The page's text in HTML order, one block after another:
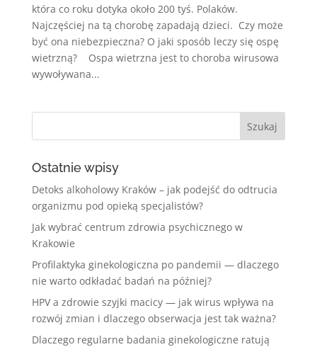
która co roku dotyka około 200 tyś. Polaków.
Najczęściej na tą chorobę zapadają dzieci. Czy może
być ona niebezpieczna? O jaki sposób leczy się ospę
wietrzną? Ospa wietrzna jest to choroba wirusowa
wywoływana...
Ostatnie wpisy
Detoks alkoholowy Kraków – jak podejść do odtrucia
organizmu pod opieką specjalistów?
Jak wybrać centrum zdrowia psychicznego w
Krakowie
Profilaktyka ginekologiczna po pandemii — dlaczego
nie warto odkładać badań na później?
HPV a zdrowie szyjki macicy — jak wirus wpływa na
rozwój zmian i dlaczego obserwacja jest tak ważna?
Dlaczego regularne badania ginekologiczne ratują